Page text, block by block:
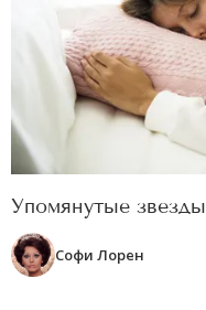
Упомянутые звезды
Софи Лорен